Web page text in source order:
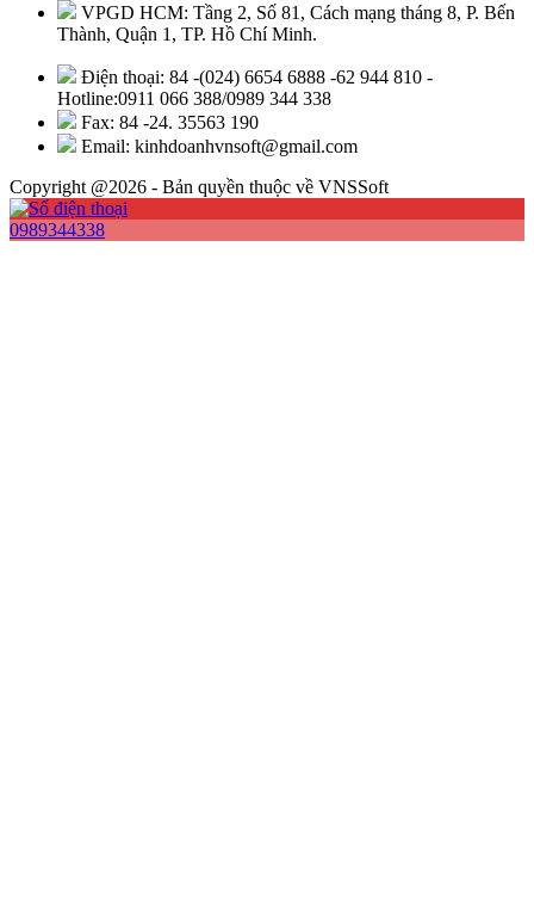
VPGD HCM: Tầng 2, Số 81, Cách mạng tháng 8, P. Bến
Thành, Quận 1, TP. Hồ Chí Minh.
Điện thoại: 84 -(024) 6654 6888 -62 944 810 -
Hotline:0911 066 388/0989 344 338
Fax: 84 -24. 35563 190
Email: kinhdoanhvnsoft@gmail.com
Copyright @2026 - Bản quyền thuộc về VNSSoft
0989344338